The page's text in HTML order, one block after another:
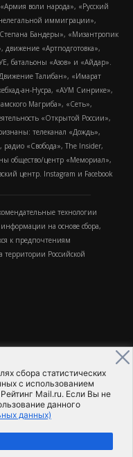
сбора статистических
с использованием
Mail.ru. Если Вы не
данного
данных)
воли народа», «Русский
иммиграции»,
Бандеры», «Мизантропик
движение «Артподготовка»,
батальоны «Азов» и «Айдар».
Талибан», «Имарат
ан-Нусра, «АУМ Синрике»,
Магриба», «Сеть»,
«Открытой России»,
телеканал «Дождь»,
«Свобода», The Insider,
общество/центр «Мемориал»,
центр. Instagram и Facebook
технологии
на основе сбора,
к предпочтениям
территории Российской
МедиаПоток
соглашение